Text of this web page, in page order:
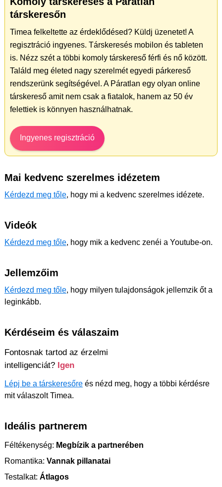
társkeresőn
Timea felkeltette az érdeklődésed? Küldj üzenetet! A
regisztráció ingyenes. Társkeresés mobilon és tableten
is. Nézz szét a többi komoly társkereső férfi és nő között.
Találd meg életed nagy szerelmét egyedi párkereső
rendszerünk segítségével. A Páratlan egy olyan online
társkereső amit nem csak a fiatalok, hanem az 50 év
felettiek is könnyen használhatnak.
Ingyenes regisztráció
Mai kedvenc szerelmes idézetem
Kérdezd meg tőle, hogy mi a kedvenc szerelmes idézete.
Videók
Kérdezd meg tőle, hogy mik a kedvenc zenéi a Youtube-on.
Jellemzőim
Kérdezd meg tőle, hogy milyen tulajdonságok jellemzik őt a
leginkább.
Kérdéseim és válaszaim
Fontosnak tartod az érzelmi
intelligenciát? Igen
Lépj be a társkeresőre és nézd meg, hogy a többi kérdésre
mit válaszolt Timea.
Ideális partnerem
Féltékenység: Megbízik a partnerében
Romantika: Vannak pillanatai
Testalkat: Átlagos